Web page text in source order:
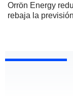
Orrön Energy
rebaja la